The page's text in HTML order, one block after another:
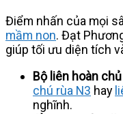
Điểm nhấn của mọi
mầm non. Đạt
giúp tối ưu diện tích
Bộ liên hoàn
chú rùa N3 hay
nghĩnh.